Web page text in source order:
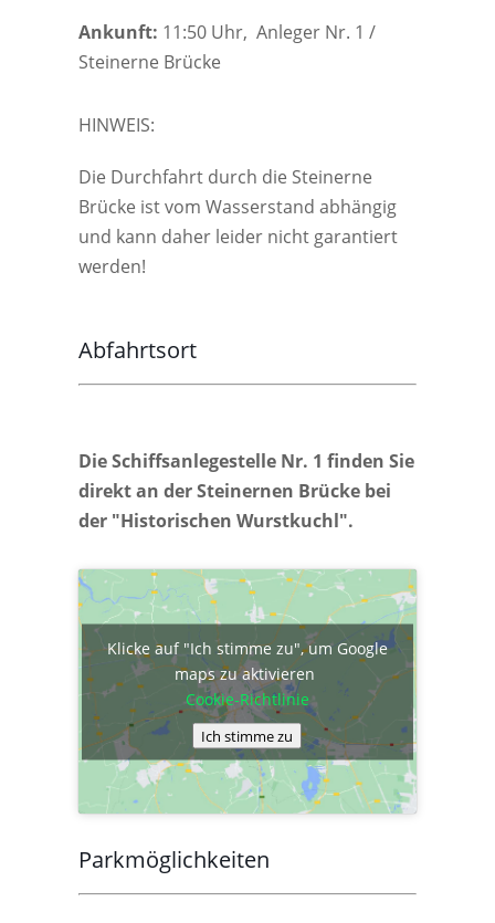
Ankunft: 11:50 Uhr, Anleger Nr. 1 /
Steinerne Brücke
HINWEIS:
Die Durchfahrt durch die Steinerne
Brücke ist vom Wasserstand abhängig
und kann daher leider nicht garantiert
werden!
Abfahrtsort
Die Schiffsanlegestelle Nr. 1 finden Sie
direkt an der Steinernen Brücke bei
der "Historischen Wurstkuchl".
Klicke auf "Ich stimme zu", um Google
maps zu aktivieren
Cookie-Richtlinie
Ich stimme zu
Parkmöglichkeiten